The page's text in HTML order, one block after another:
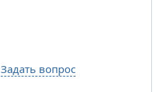
Задать вопрос